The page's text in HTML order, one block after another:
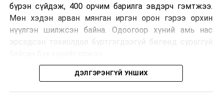
бүрэн сүйдэж, 400 орчим барилга эвдэрч гэмтжээ.
Мөн хэдэн арван мянган иргэн орон гэрээ орхин
нүүлгэн шилжсэн байна. Одоогоор хүний амь нас
эрсэдсэн тохиолдол бүртгэгдээгүй бөгөөд сураггүй
Албаныхны мэдээлснээр түймрийн нэг голомтыг
ДЭЛГЭРЭНГҮЙ УНШИХ